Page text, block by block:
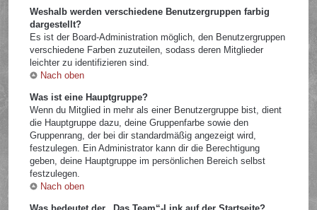
Weshalb werden verschiedene Benutzergruppen farbig
dargestellt?
Es ist der Board-Administration möglich, den Benutzergruppen
verschiedene Farben zuzuteilen, sodass deren Mitglieder
leichter zu identifizieren sind.
Nach oben
Was ist eine Hauptgruppe?
Wenn du Mitglied in mehr als einer Benutzergruppe bist, dient
die Hauptgruppe dazu, deine Gruppenfarbe sowie den
Gruppenrang, der bei dir standardmäßig angezeigt wird,
festzulegen. Ein Administrator kann dir die Berechtigung
geben, deine Hauptgruppe im persönlichen Bereich selbst
festzulegen.
Nach oben